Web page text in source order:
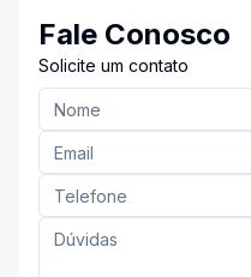
Fale Conosco
Solicite um contato